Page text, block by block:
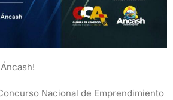
Nacional de Emprendimiento